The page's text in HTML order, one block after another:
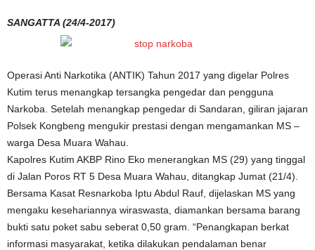
SANGATTA (24/4-2017)
Operasi Anti Narkotika (ANTIK) Tahun 2017 yang digelar Polres
Kutim terus menangkap tersangka pengedar dan pengguna
Narkoba. Setelah menangkap pengedar di Sandaran, giliran jajaran
Polsek Kongbeng mengukir prestasi dengan mengamankan MS –
warga Desa Muara Wahau.
Kapolres Kutim AKBP Rino Eko menerangkan MS (29) yang tinggal
di Jalan Poros RT 5 Desa Muara Wahau, ditangkap Jumat (21/4).
Bersama Kasat Resnarkoba Iptu Abdul Rauf, dijelaskan MS yang
mengaku kesehariannya wiraswasta, diamankan bersama barang
bukti satu poket sabu seberat 0,50 gram. “Penangkapan berkat
informasi masyarakat, ketika dilakukan pendalaman benar